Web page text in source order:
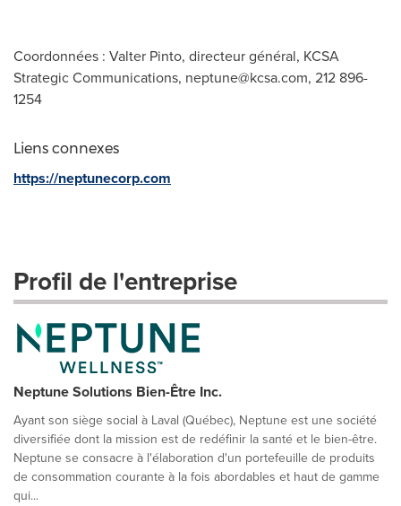
Coordonnées : Valter Pinto, directeur général, KCSA
Strategic Communications, neptune@kcsa.com, 212 896-
1254
Liens connexes
https://neptunecorp.com
Profil de l'entreprise
Neptune Solutions Bien-Être Inc.
Ayant son siège social à Laval (Québec), Neptune est une société
diversifiée dont la mission est de redéfinir la santé et le bien-être.
Neptune se consacre à l'élaboration d'un portefeuille de produits
de consommation courante à la fois abordables et haut de gamme
qui...